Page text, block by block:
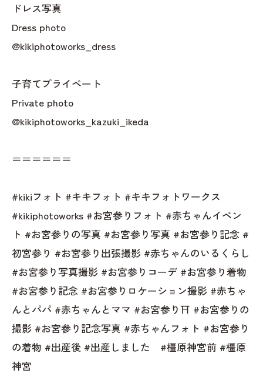
ドレス写真
Dress photo
@kikiphotoworks_dress
子育てプライベート
Private photo
@kikiphotoworks_kazuki_ikeda
＝＝＝＝＝＝
#kikiフォト #キキフォト #キキフォトワークス
#kikiphotoworks #お宮参りフォト #赤ちゃんイベン
ト #お宮参りの写真 #お宮参り写真 #お宮参り記念 #
初宮参り #お宮参り出張撮影 #赤ちゃんのいるくらし
#お宮参り写真撮影 #お宮参りコーデ #お宮参り着物
#お宮参り記念 #お宮参りロケーション撮影 #赤ちゃ
んとパパ #赤ちゃんとママ #お宮参り⛩ #お宮参りの
撮影 #お宮参り記念写真 #赤ちゃんフォト #お宮参り
の着物 #出産後 #出産しました #橿原神宮前 #橿原
神宮